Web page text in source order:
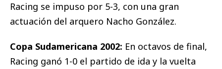
Racing se impuso por 5-3, con una gran
actuación del arquero Nacho González.
Copa Sudamericana 2002: En octavos de final,
Racing ganó 1-0 el partido de ida y la vuelta